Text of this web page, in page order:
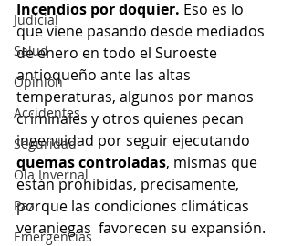
Judicial
Salud
Opinión
Accidentes
Seguridad
Ola Invernal
Paz
Emergencias
Incendios por doquier. Eso es lo
que viene pasando desde mediados
de enero en todo el Suroeste
antioqueño ante las altas
temperaturas, algunos por manos
criminales y otros quienes pecan
ingenuidad por seguir ejecutando
quemas controladas, mismas que
están prohibidas, precisamente,
porque las condiciones climáticas
veraniegas  favorecen su expansión.